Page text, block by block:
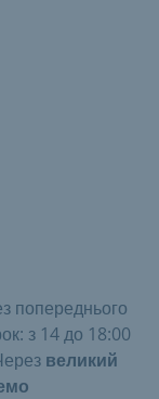
попереднього
з 14 до 18:00
великий